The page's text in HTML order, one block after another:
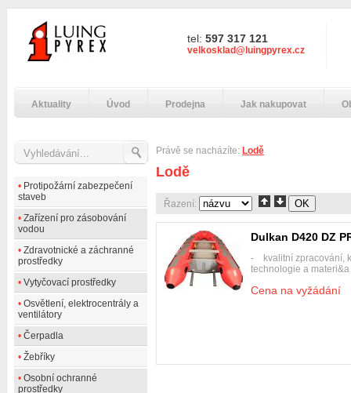
tel: 597 317 121
velkosklad@luingpyrex.cz
Aktuality Úvod Prodejna Jak nakupovat
• Protipožární zabezpečení
staveb
• Zařízení pro zásobování
vodou
• Zdravotnické a záchranné
prostředky
• Vytyčovací prostředky
• Osvětlení, elektrocentrály a
ventilátory
• Čerpadla
• Žebříky
• Osobní ochranné
prostředky
Právě se nacházíte: Lodě
Lodě
Řazení:
Dulkan D420 DZ
- kvalitní zpracování,
technologie a materi&a
Cena na vyžádání